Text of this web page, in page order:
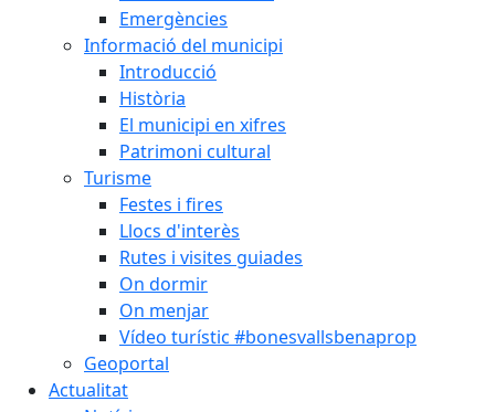
Emergències
Informació del municipi
Introducció
Història
El municipi en xifres
Patrimoni cultural
Turisme
Festes i fires
Llocs d'interès
Rutes i visites guiades
On dormir
On menjar
Vídeo turístic #bonesvallsbenaprop
Geoportal
Actualitat